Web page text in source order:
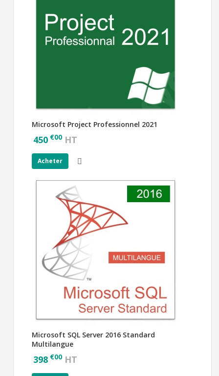
Microsoft Project Professionnel 2021
450 €00 HT
Acheter
Microsoft SQL Server 2016 Standard
Multilangue
398 €00 HT